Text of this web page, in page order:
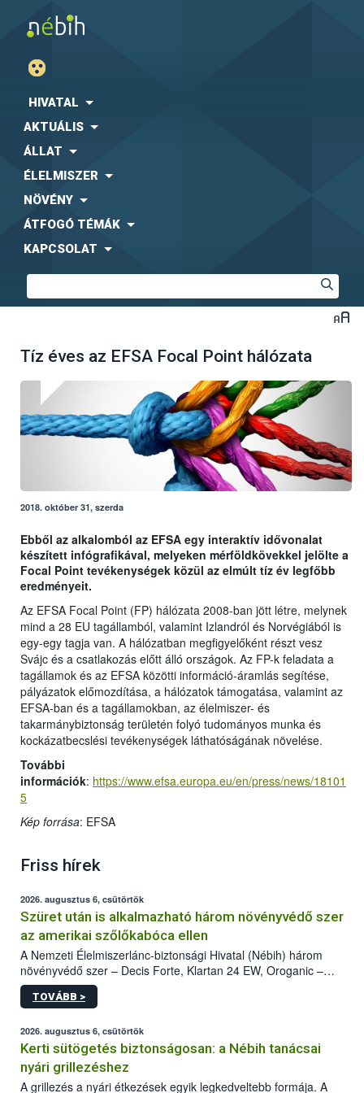
HIVATAL
AKTUÁLIS
ÁLLAT
ÉLELMISZER
NÖVÉNY
ÁTFOGÓ TÉMÁK
KAPCSOLAT
Tíz éves az EFSA Focal Point hálózata
2018. október 31, szerda
Ebből az alkalomból az EFSA egy interaktív idővonalat
készített infógrafikával, melyeken mérföldkövekkel jelölte a
Focal Point tevékenységek közül az elmúlt tíz év legfőbb
eredményeit.
Az EFSA Focal Point (FP) hálózata 2008-ban jött létre, melynek
mind a 28 EU tagállamból, valamint Izlandról és Norvégiából is
egy-egy tagja van. A hálózatban megfigyelőként részt vesz
Svájc és a csatlakozás előtt álló országok. Az FP-k feladata a
tagállamok és az EFSA közötti információ-áramlás segítése,
pályázatok előmozdítása, a hálózatok támogatása, valamint az
EFSA-ban és a tagállamokban, az élelmiszer- és
takarmánybiztonság területén folyó tudományos munka és
kockázatbecslési tevékenységek láthatóságának növelése.
További
információk: https://www.efsa.europa.eu/en/press/news/18101
5
Kép forrása: EFSA
Friss hírek
2026. augusztus 6, csütörtök
Szüret után is alkalmazható három növényvédő szer
az amerikai szőlőkabóca ellen
A Nemzeti Élelmiszerlánc-biztonsági Hivatal (Nébih) három
növényvédő szer – Decis Forte, Klartan 24 EW, Oroganic –
engedélyokiratát módosította, így azok a szüretet követően,
egészen a vesszőérettség (BBCH 91) stádiumáig
érésű szőlőkben is legyen lehetőség a károsító elleni további
védekezésre. Az Oroganic készítmény kis kiszerelésben kiskerti
felhasználók számára is elérhető és ökológiai termesztésben is
engedélyezett.
TOVÁBB >
2026. augusztus 6, csütörtök
Kerti sütögetés biztonságosan: a Nébih tanácsai
nyári grillezéshez
A grillezés a nyári étkezések egyik legkedveltebb formája. A